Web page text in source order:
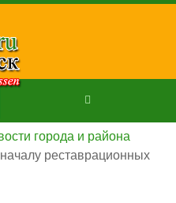
города и района
реставрационных